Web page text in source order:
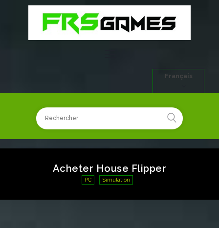
Français
Acheter House Flipper
PC Simulation